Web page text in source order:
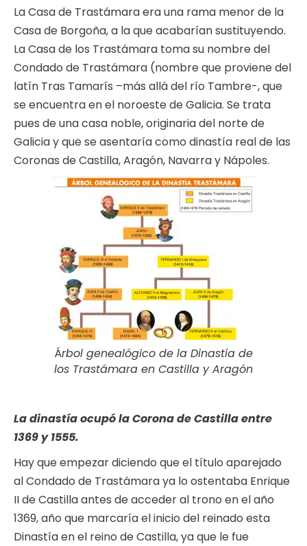
La Casa de Trastámara era una rama menor de la
Casa de Borgoña, a la que acabarían sustituyendo.
La Casa de los Trastámara toma su nombre del
Condado de Trastámara (nombre que proviene del
latín Tras Tamarís –más allá del río Tambre-, que
se encuentra en el noroeste de Galicia. Se trata
pues de una casa noble, originaria del norte de
Galicia y que se asentaría como dinastía real de las
Coronas de Castilla, Aragón, Navarra y Nápoles.
Árbol genealógico de la Dinastía de
los Trastámara en Castilla y Aragón
La dinastía ocupó la Corona de Castilla entre
1369 y 1555.
Hay que empezar diciendo que el título aparejado
al Condado de Trastámara ya lo ostentaba Enrique
II de Castilla antes de acceder al trono en el año
1369, año que marcaría el inicio del reinado esta
Dinastía en el reino de Castilla, ya que le fue